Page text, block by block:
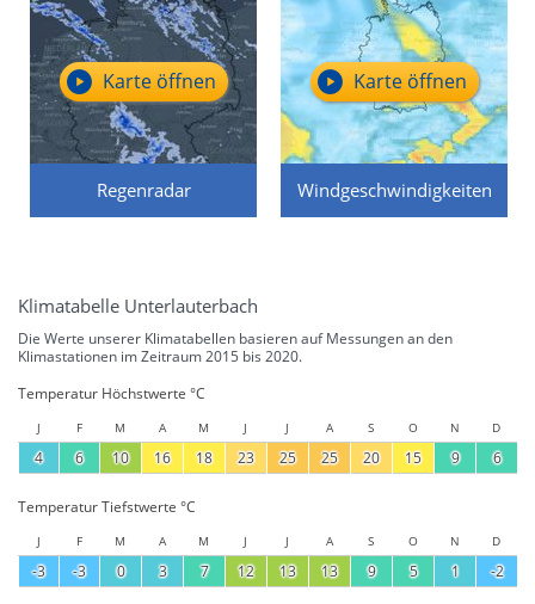
Regenradar
Karte öffnen
Windgeschwindigkeiten
Karte öffnen
Klimatabelle Unterlauterbach
Die Werte unserer Klimatabellen basieren auf Messungen an den
Klimastationen im Zeitraum 2015 bis 2020.
Temperatur Höchstwerte °C
J F M A M J J A S O N D
4 6 10 16 18 23 25 25 20 15 9 6
Temperatur Tiefstwerte °C
J F M A M J J A S O N D
-3 -3 0 3 7 12 13 13 9 5 1 -2